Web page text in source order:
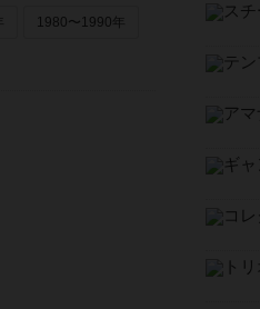
1980〜1990年